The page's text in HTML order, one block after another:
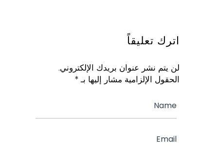
اترك تعليقاً
لن يتم نشر عنوان بريدك الإلكتروني.
الحقول الإلزامية مشار إليها بـ*